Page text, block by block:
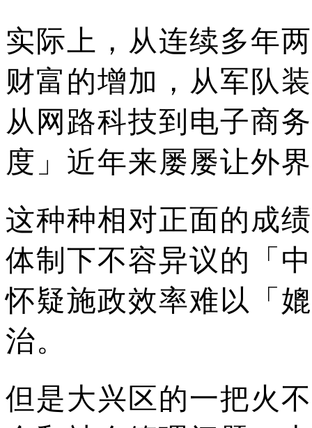
实际上，从连续多年
财富的增加，从军队
从网路科技到电子商
度」近年来屡屡让外
这种种相对正面的成
体制下不容异议的「
怀疑施政效率难以「
治。
但是大兴区的一把火